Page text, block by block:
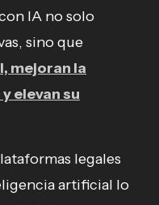
IA no solo
sino que
mejoran la
elevan su
legales
artificial lo